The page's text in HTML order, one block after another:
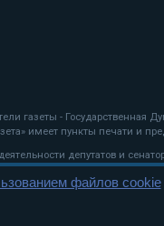
газеты -
имеет пункты печати и
депутатов и
файлов cookie